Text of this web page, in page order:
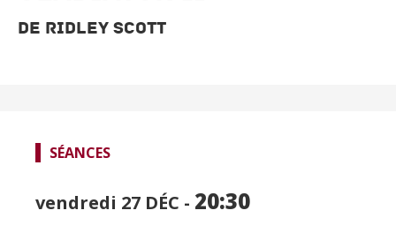
FOCUS CINÉMA
De Ridley Scott
SÉANCES
vendredi 27 DÉC - 20:30